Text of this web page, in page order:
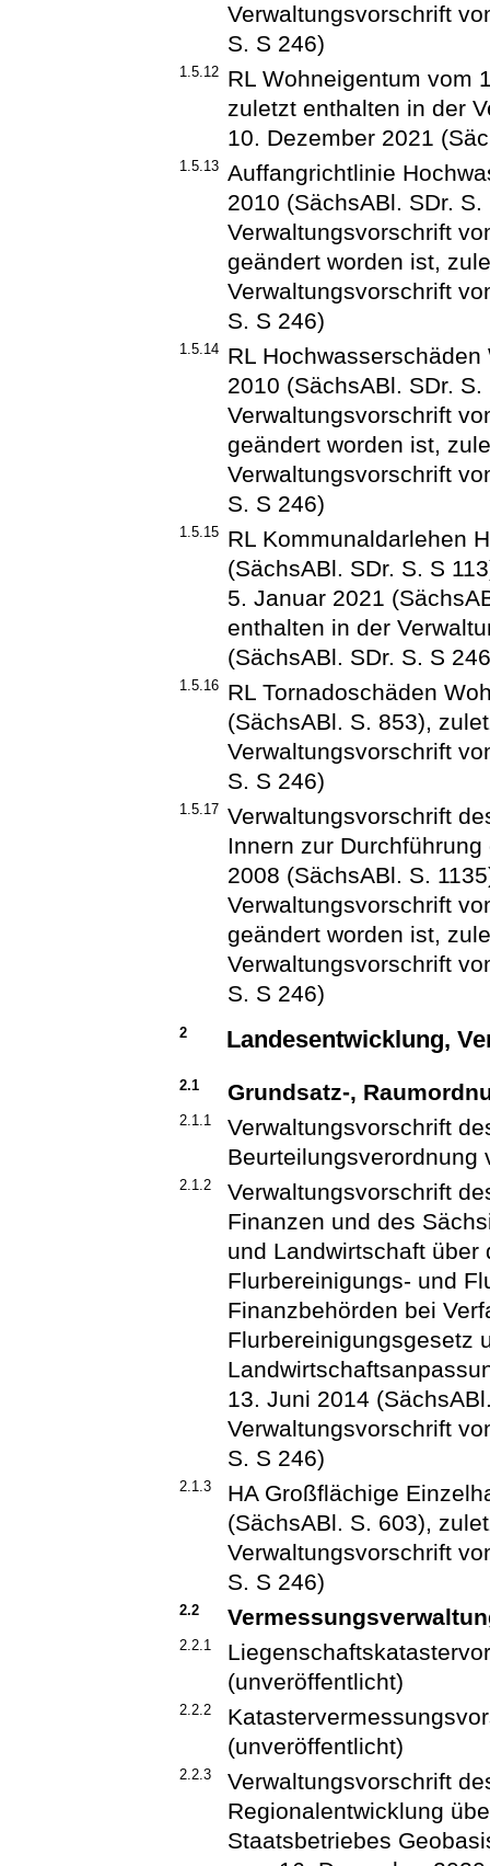
Verwaltungsvorschrift
S. S 246)
1.5.12
RL Wohneigentum vom
zuletzt enthalten in der
10. Dezember 2021
1.5.13 Auffangrichtlinie
2010 (SächsABl. SDr.
Verwaltungsvorschrift
geändert worden ist,
Verwaltungsvorschrift
S. S 246)
1.5.14
RL
2010 (SächsABl. SDr.
Verwaltungsvorschrift
geändert worden ist,
Verwaltungsvorschrift
S. S 246)
1.5.15
RL Kommunaldarlehen
(SächsABl. SDr. S. S
5. Januar 2021
enthalten in der
(SächsABl. SDr. S. S
1.5.16
RL Tornadoschäden
(SächsABl. S. 853),
Verwaltungsvorschrift
S. S 246)
1.5.17 Verwaltungsvorschrift
Innern zur
2008 (SächsABl. S.
Verwaltungsvorschrift
geändert worden ist,
Verwaltungsvorschrift
S. S 246)
2 Landesentwicklung,
2.1 Grundsatz-,
2.1.1
Verwaltungsvorschrift
Beurteilungsverordnung
2.1.2
Verwaltungsvorschrift
Finanzen und des
und Landwirtschaft
Flurbereinigungs- und
Finanzbehörden bei
Flurbereinigungsgesetz
13. Juni 2014
Verwaltungsvorschrift
S. S 246)
2.1.3
HA Großflächige
(SächsABl. S. 603),
Verwaltungsvorschrift
S. S 246)
2.2
2.2.1
(unveröffentlicht)
2.2.2
(unveröffentlicht)
2.2.3
Verwaltungsvorschrift
Regionalentwicklung
Staatsbetriebes